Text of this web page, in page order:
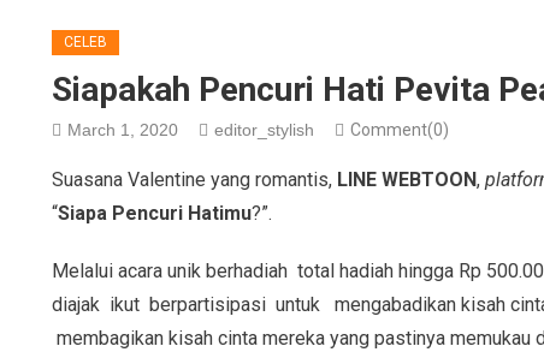
CELEB
Siapakah Pencuri Hati Pevita
March 1, 2020 editor_stylish Comment(0)
Suasana Valentine yang romantis, LINE WEBTOON,
“Siapa Pencuri Hatimu?”.
Melalui acara unik berhadiah total hadiah hingga Rp
diajak ikut berpartisipasi untuk mengabadikan kisah
membagikan kisah cinta mereka yang pastinya memukau